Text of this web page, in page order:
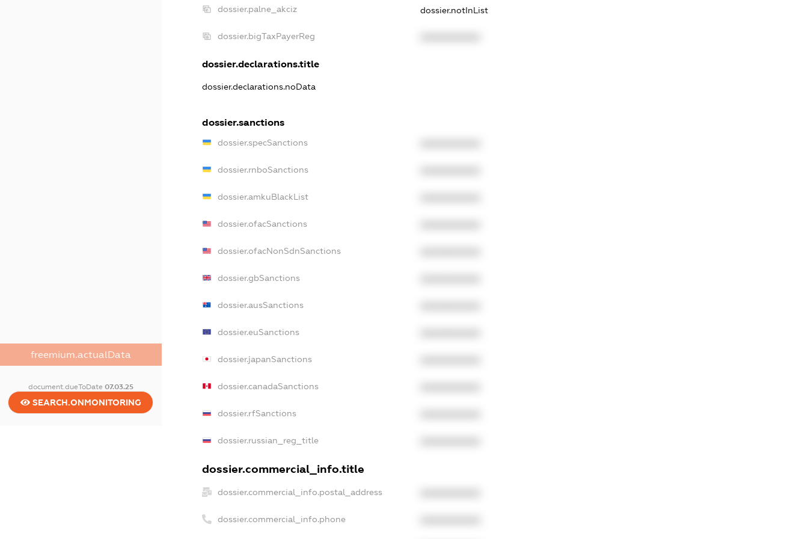
freemium.actualData
document.dueToDate 07.03.25
SEARCH.ONMONITORING
dossier.palne_akciz dossier.notInList
dossier.bigTaxPayerReg
dossier.declarations.title
dossier.declarations.noData
dossier.sanctions
dossier.specSanctions
dossier.rnboSanctions
dossier.amkuBlackList
dossier.ofacSanctions
dossier.ofacNonSdnSanctions
dossier.gbSanctions
dossier.ausSanctions
dossier.euSanctions
dossier.japanSanctions
dossier.canadaSanctions
dossier.rfSanctions
dossier.russian_reg_title
dossier.commercial_info.title
dossier.commercial_info.postal_address
dossier.commercial_info.phone